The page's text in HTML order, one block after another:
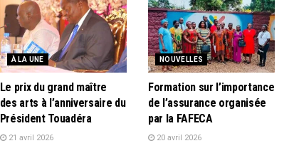
À LA UNE
Le prix du grand maître
des arts à l’anniversaire du
Président Touadéra
21 avril 2026
NOUVELLES
Formation sur l’importance
de l’assurance organisée
par la FAFECA
20 avril 2026